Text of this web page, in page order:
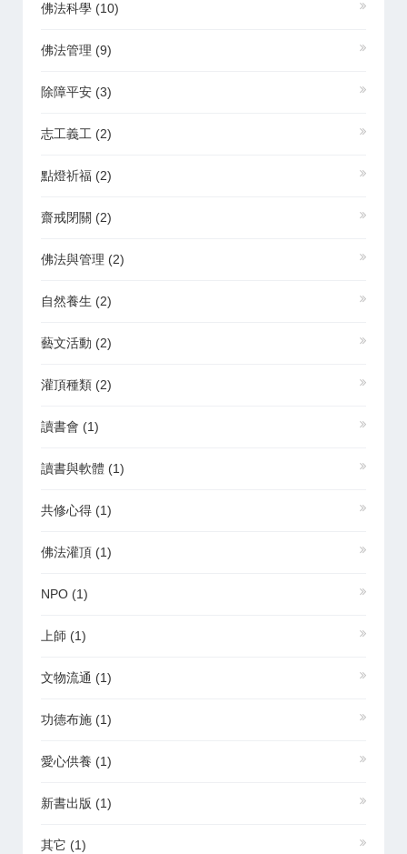
佛法科學 (10)
佛法管理 (9)
除障平安 (3)
志工義工 (2)
點燈祈福 (2)
齋戒閉關 (2)
佛法與管理 (2)
自然養生 (2)
藝文活動 (2)
灌頂種類 (2)
讀書會 (1)
讀書與軟體 (1)
共修心得 (1)
佛法灌頂 (1)
NPO (1)
上師 (1)
文物流通 (1)
功德布施 (1)
愛心供養 (1)
新書出版 (1)
其它 (1)